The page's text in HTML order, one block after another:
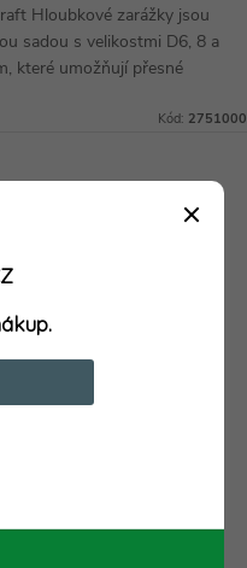
Hloubkové zarážky jsou
sadou s velikostmi D6, 8 a
které umožňují přesné
jsou vyrobeny z kvalitního
Kód: 2751000
válcová stopka |